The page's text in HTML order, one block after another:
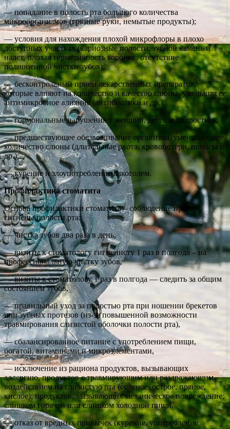
— попадание в полость рта большого количества
микроорганизмов (грязные руки, немытые продукты);
— условия для нахождения плохой микрофлоры в плохо
доступных участках (кариозные полости, зубной камень и
налет, плохая герметичность коронок, отсутствие
полноценной чистки зубов);
— бесконтрольный прием лекарственных препаратов,
которые влияют на количество и качество слюны, уменьшая ее
антимикробное влияние (антибиотики и др.),
— гормональные нарушения у женщин, детей и подростков;
— предшествующее обезвоживание организма, уменьшающее
количество слюны (длительные рвота, кровопотери, поносы и
др.);
— курение и злоупотребление алкоголем.
Профилактика стоматита
Основа профилактики стоматита – соблюдение правил
гигиены полости рта:
— чистка зубов два раза в день,
— визиты к стоматологу гигиенисту 1 раз в полгода – на
профессиональную чистку зубов,
— визиты к стоматологу 1 раз в полгода — следить за общим
состоянием зубов,
— правильный уход за полостью рта при ношении брекетов
или зубных протезов (из-за повышенной возможности
травмирования слизистой оболочки полости рта),
— сбалансированное питание с употреблением пищи,
богатой, витаминами и микроэлементами,
— исключение из рациона продуктов, вызывающих
аллергию, продуктов с травмирующим или раздражающим
воздействием на слизистую рта (соленое, острое, пряное,
кислое); продуктов, вызывающих механическое повреждение;
слишком горячей или слишком холодной пищи,
— отказ от вредных привычек (курение, употребление